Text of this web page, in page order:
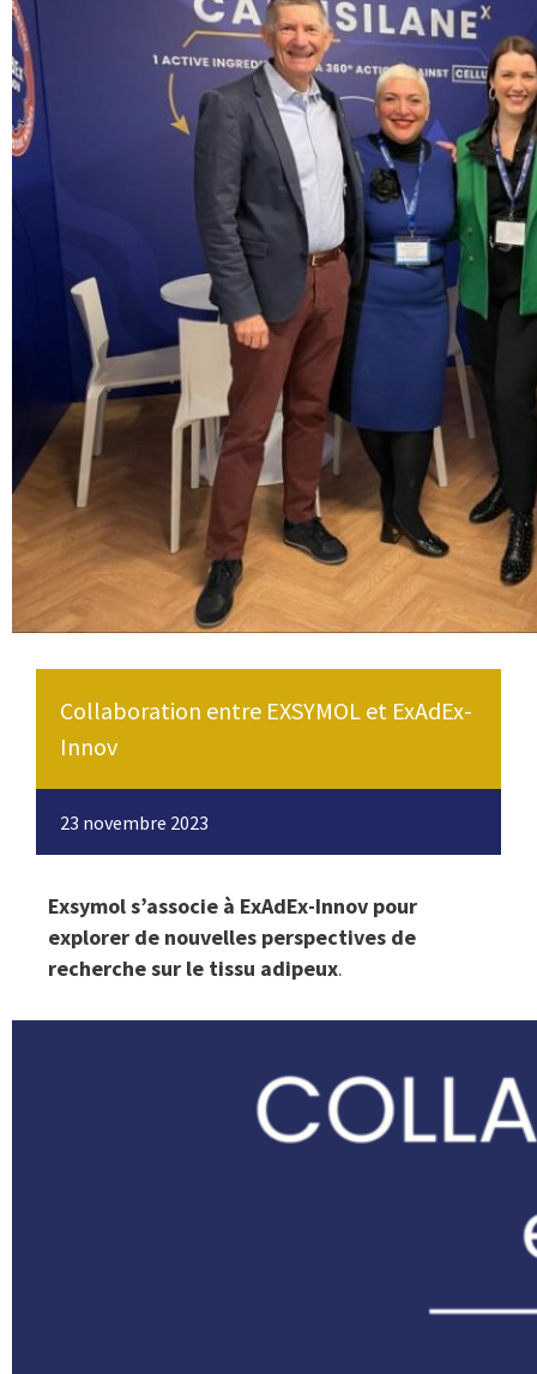
Collaboration entre EXSYMOL et ExAdEx-
Innov
23 novembre 2023
Exsymol s’associe à ExAdEx-Innov pour
explorer de nouvelles perspectives de
recherche sur le tissu adipeux.